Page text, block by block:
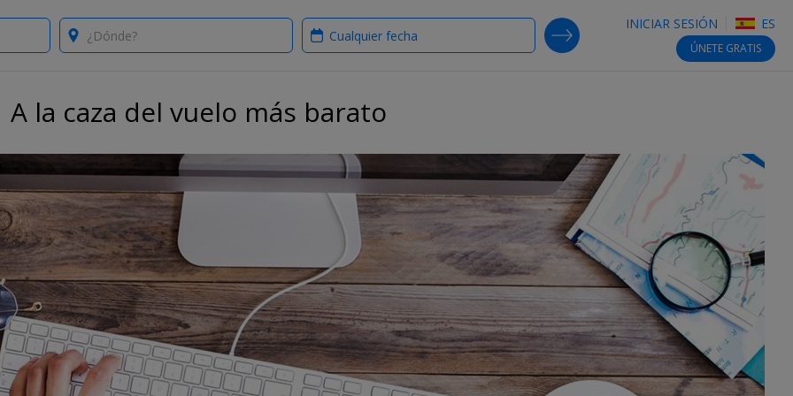
INICIAR SESIÓN ES
ÚNETE GRATIS
Where? When?
SEARCH DEALS
A la caza del vuelo más barato